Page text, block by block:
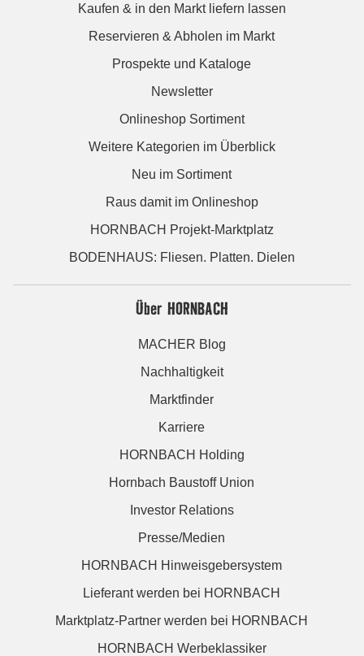
Kaufen & in den Markt liefern lassen
Reservieren & Abholen im Markt
Prospekte und Kataloge
Newsletter
Onlineshop Sortiment
Weitere Kategorien im Überblick
Neu im Sortiment
Raus damit im Onlineshop
HORNBACH Projekt-Marktplatz
BODENHAUS: Fliesen. Platten. Dielen
Über HORNBACH
MACHER Blog
Nachhaltigkeit
Marktfinder
Karriere
HORNBACH Holding
Hornbach Baustoff Union
Investor Relations
Presse/Medien
HORNBACH Hinweisgebersystem
Lieferant werden bei HORNBACH
Marktplatz-Partner werden bei HORNBACH
HORNBACH Werbeklassiker